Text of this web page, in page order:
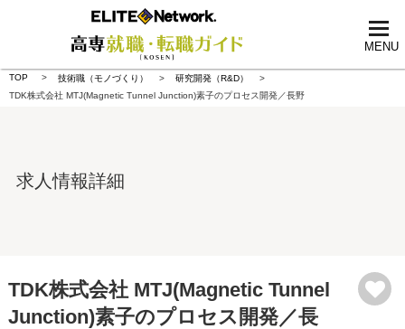
MENU
TOP 技術職（モノづくり）
研究開発（R&D）
TDK株式会社 MTJ(Magnetic Tunnel Junction)素子のプロセス開発／長野
求人情報詳細
TDK株式会社 MTJ(Magnetic Tunnel
Junction)素子のプロセス開発／長